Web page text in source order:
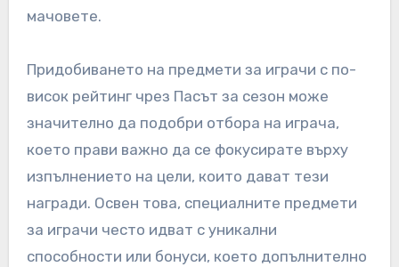
мачовете.
Придобиването на предмети за играчи с по-
висок рейтинг чрез Пасът за сезон може
значително да подобри отбора на играча,
което прави важно да се фокусирате върху
изпълнението на цели, които дават тези
награди. Освен това, специалните предмети
за играчи често идват с уникални
способности или бонуси, което допълнително